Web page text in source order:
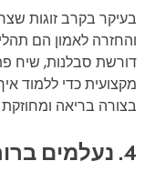
בעיקר בקרב זוגות
והחזרה לאמון הם
דורשת סבלנות, שיח
מקצועית כדי ללמוד
בצורה בריאה ומחוזקת
4. נעלמים ברוח